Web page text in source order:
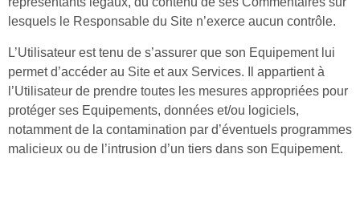
lesquels le Responsable du Site n’exerce aucun contrôle.
L’Utilisateur est tenu de s’assurer que son Equipement lui
permet d’accéder au Site et aux Services. Il appartient à
l’Utilisateur de prendre toutes les mesures appropriées pour
protéger ses Equipements, données et/ou logiciels,
notamment de la contamination par d’éventuels programmes
malicieux ou de l’intrusion d’un tiers dans son Equipement.